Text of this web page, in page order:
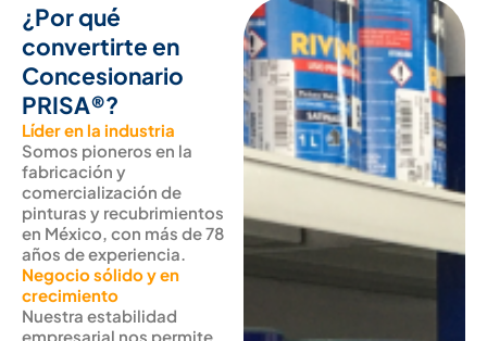
¿Por qué
convertirte en
Concesionario
PRISA®?
Líder en la industria
Somos pioneros en la
fabricación y
comercialización de
pinturas y recubrimientos
en México, con más de 78
años de experiencia.
Negocio sólido y en
crecimiento
Nuestra estabilidad
empresarial nos permite